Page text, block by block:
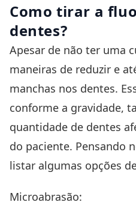
Como tirar a
dentes?
Apesar de não ter uma
maneiras de reduzir e
manchas nos dentes.
conforme a gravidade,
quantidade de dentes
do paciente. Pensando
listar algumas opções
Microabrasão: